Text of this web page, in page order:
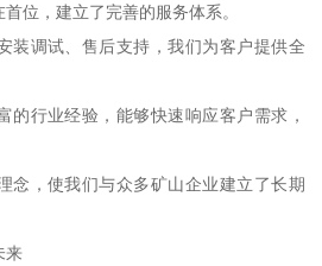
位，建立了完善的服务体系。
装调试、售后支持，我们为客户提供全
的行业经验，能够快速响应客户需求，
念，使我们与众多矿山企业建立了长期
来